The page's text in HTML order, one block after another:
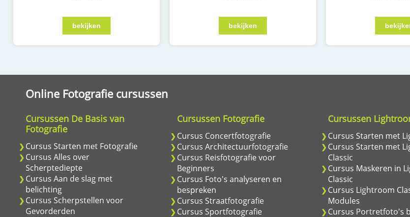
Online Fotografie cursussen
Cursussen De Basis van
Fotografie
Cursus Starten met Fotografie
Cursus Alles over
Scherptediepte
Cursus Aan de slag met
belichting
Cursus Scherpstellen voor
Gevorderden
Cursussen Fotografie
Cursus Concertfotografie
Cursus Architectuurfotografie
Cursus Reisfotografie voor
Beginners
Cursus Foto's analyseren en
bespreken
Cursus Straatfotografie
Cursus Sportfotografie
Cursussen
Cursus Starten met
Cursus Starten met
Classic
Cursus Maskeren in
Classic
Cursus Lightroom
Modules
Cursus Portretfoto's